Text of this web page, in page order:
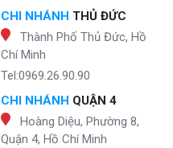
CHI NHÁNH THỦ ĐỨC
Thành Phố Thủ Đức, Hồ
Chí Minh
Tel:0969.26.90.90
CHI NHÁNH QUẬN 4
Hoàng Diệu, Phường 8,
Quận 4, Hồ Chí Minh